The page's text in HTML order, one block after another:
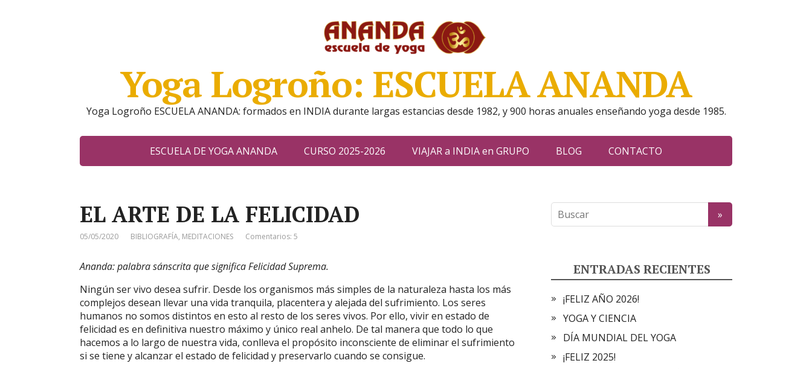
Yoga Logroño: ESCUELA ANANDA
Yoga Logroño ESCUELA ANANDA: formados en INDIA durante largas estancias desde 1982, y 900 horas anuales enseñando yoga desde 1985.
ESCUELA DE YOGA ANANDA CURSO 2025-2026 VIAJAR a INDIA en GRUPO BLOG CONTACTO
EL ARTE DE LA FELICIDAD
05/05/2020 BIBLIOGRAFÍA, MEDITACIONES Comentarios: 5
Ananda: palabra sánscrita que significa Felicidad Suprema.
Ningún ser vivo desea sufrir. Desde los organismos más simples de la naturaleza hasta los más
complejos desean llevar una vida tranquila, placentera y alejada del sufrimiento. Los seres
humanos no somos distintos en esto al resto de los seres vivos. Por ello, vivir en estado de
felicidad es en definitiva nuestro máximo y único real anhelo. De tal manera que todo lo que
hacemos a lo largo de nuestra vida, conlleva el propósito inconsciente de eliminar el sufrimiento
si se tiene y alcanzar el estado de felicidad y preservarlo cuando se consigue.
ENTRADAS RECIENTES
¡FELIZ AÑO 2026!
YOGA Y CIENCIA
DÍA MUNDIAL DEL YOGA
¡FELIZ 2025!